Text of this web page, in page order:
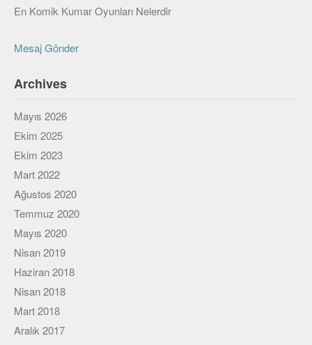
MongoDB
PostgreSQL
Biz Kimiz?
Yazarlar
Bize Katılın
Bize yazın
Viki
En Komik Kumar Oyunları Nelerdir
Mesaj Gönder
Archives
Mayıs 2026
Ekim 2025
Ekim 2023
Mart 2022
Ağustos 2020
Temmuz 2020
Mayıs 2020
Nisan 2019
Haziran 2018
Nisan 2018
Mart 2018
Aralık 2017